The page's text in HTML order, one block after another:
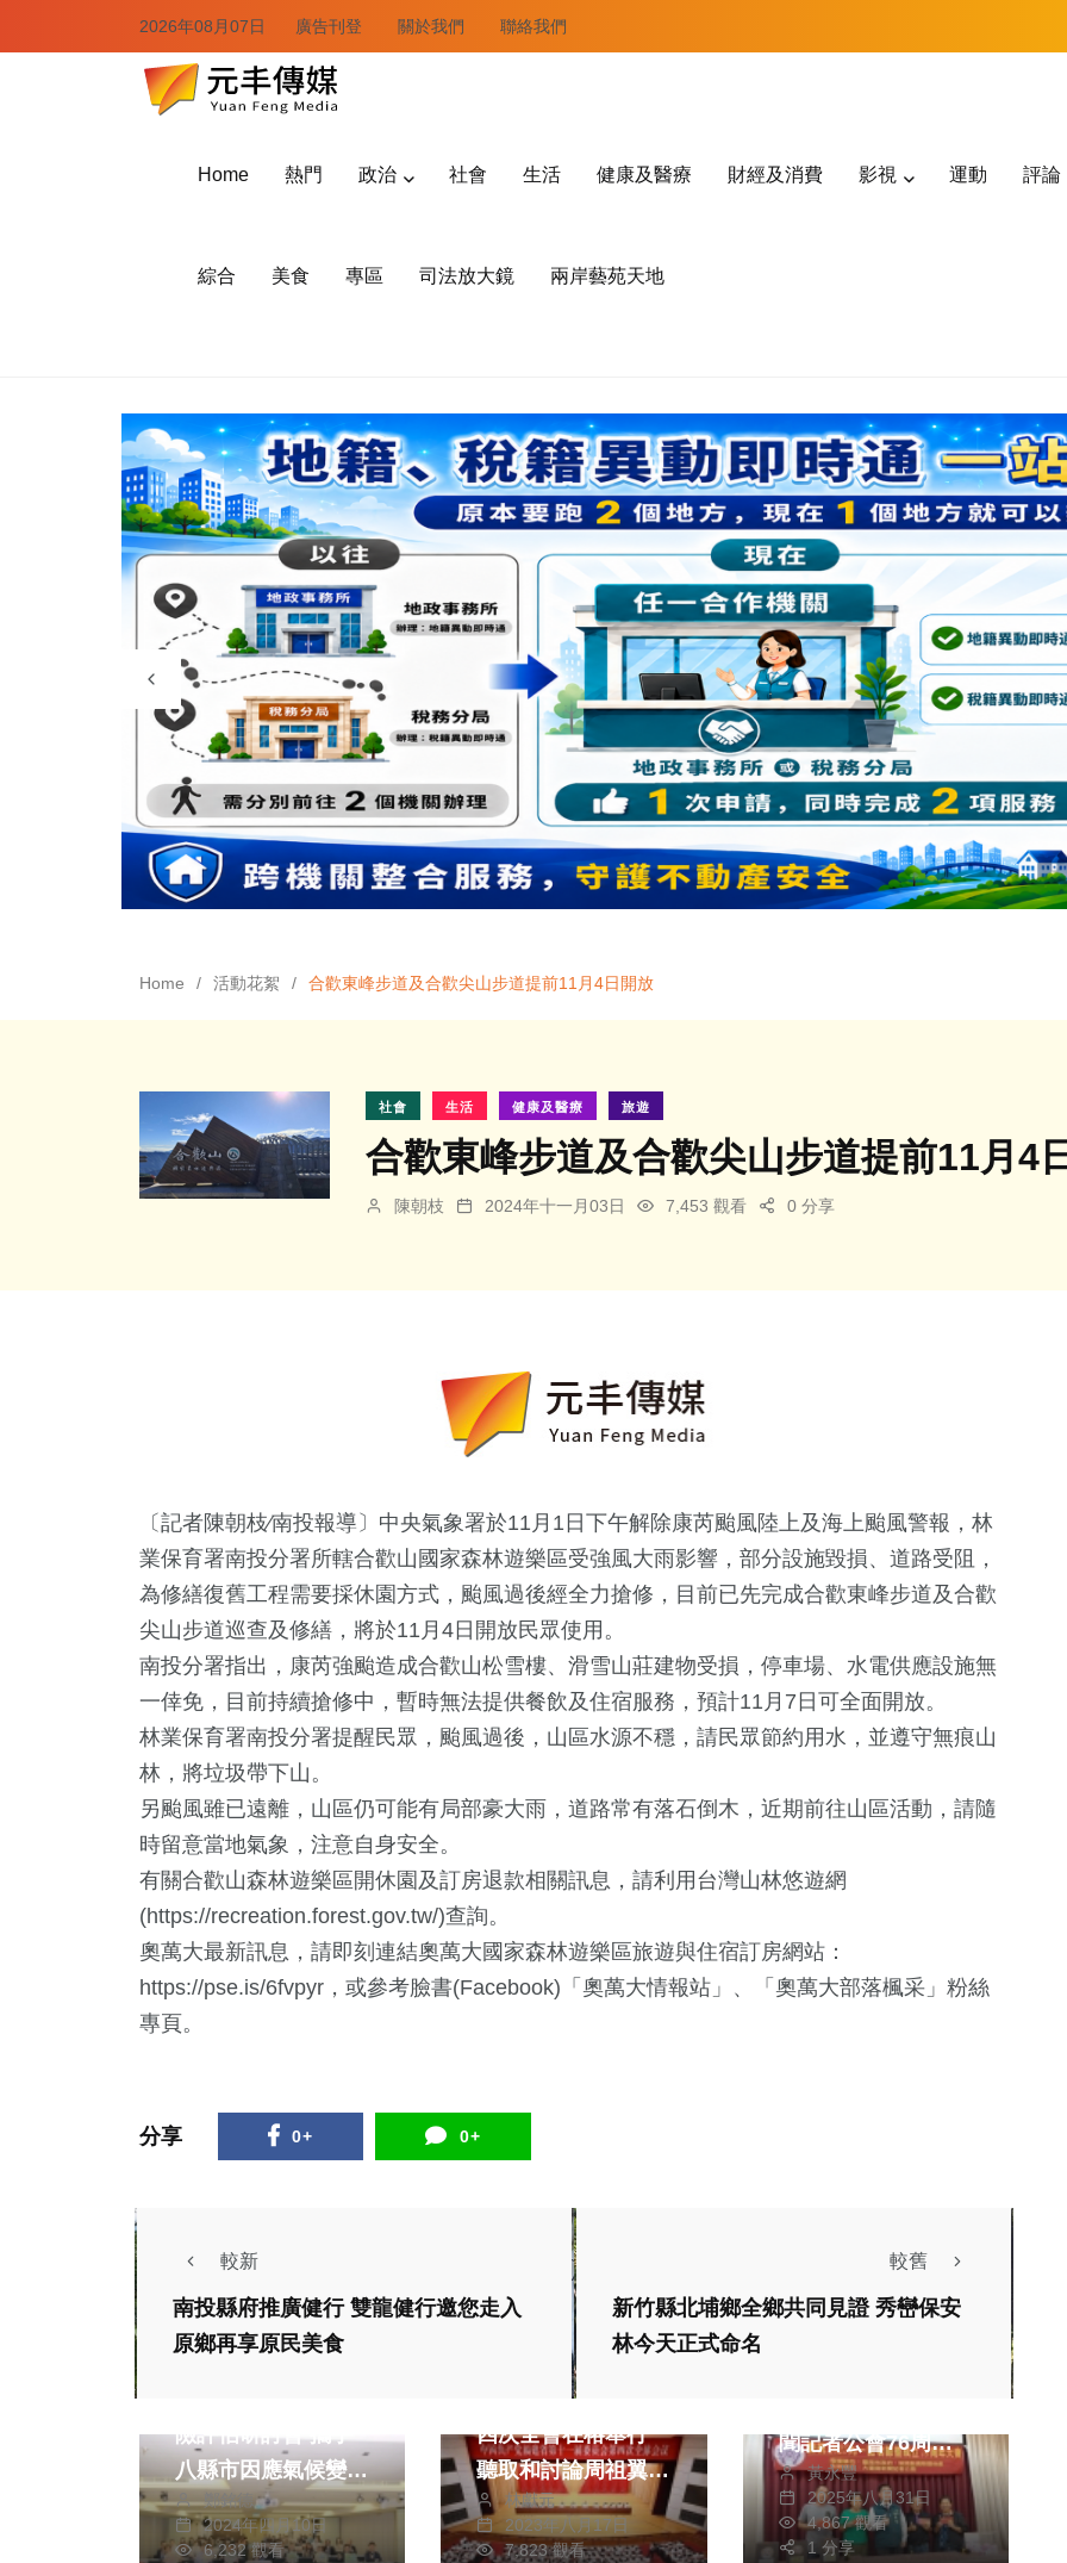
2026年08月07日 廣告刊登 關於我們 聯絡我們
Home 熱門 政治 社會 生活 健康及醫療 財經及消費 影視 運動 評論
綜合 美食 專區 司法放大鏡 兩岸藝苑天地
Home 活動花絮 合歡東峰步道及合歡尖山步道提前11月4日開放
社會 生活 健康及醫療 旅遊
合歡東峰步道及合歡尖山步道提前11月4
陳朝枝 2024年十一月03日 7,453 觀看 0 分享
〔記者陳朝枝∕南投報導〕中央氣象署於11月1日下午解除康芮颱風陸上及海上颱風警報，林
業保育署南投分署所轄合歡山國家森林遊樂區受強風大雨影響，部分設施毀損、道路受阻，
為修繕復舊工程需要採休園方式，颱風過後經全力搶修，目前已先完成合歡東峰步道及合歡
尖山步道巡查及修繕，將於11月4日開放民眾使用。
南投分署指出，康芮強颱造成合歡山松雪樓、滑雪山莊建物受損，停車場、水電供應設施無
一倖免，目前持續搶修中，暫時無法提供餐飲及住宿服務，預計11月7日可全面開放。
林業保育署南投分署提醒民眾，颱風過後，山區水源不穩，請民眾節約用水，並遵守無痕山
林，將垃圾帶下山。
另颱風雖已遠離，山區仍可能有局部豪大雨，道路常有落石倒木，近期前往山區活動，請隨
時留意當地氣象，注意自身安全。
有關合歡山森林遊樂區開休園及訂房退款相關訊息，請利用台灣山林悠遊網
(https://recreation.forest.gov.tw/)查詢。
奧萬大最新訊息，請即刻連結奧萬大國家森林遊樂區旅遊與住宿訂房網站：
https://pse.is/6fvpyr ，或參考臉書(Facebook)「奧萬大情報站」、「奧萬大部落楓采」粉絲
專頁。
分享 0+ 0+
較新
南投縣府推廣健行 雙龍健行邀您走入
原鄉再享原民美食
較舊
新竹縣北埔鄉全鄉共同見證 秀巒保安
林今天正式命名
社會
險評估研討會 攜手
八縣市因應氣候變遷
衝擊鄭銘德
2024年四月10日
6,232 觀看
兩岸
中共福建省委十一屆
四次全會在榕舉行
聽取和討論周祖翼受
省委常委會委託工作
報告 審議《中共福
林獻元
2023年八月17日
7,823 觀看
聞記者公會76周年
慶暨2025九一記者
節慶祝大會
黃永豐
2025年八月31日
4,867 觀看
1 分享
+
兩岸
985+
社會
120+ 484+
1240+ 55+ 0+